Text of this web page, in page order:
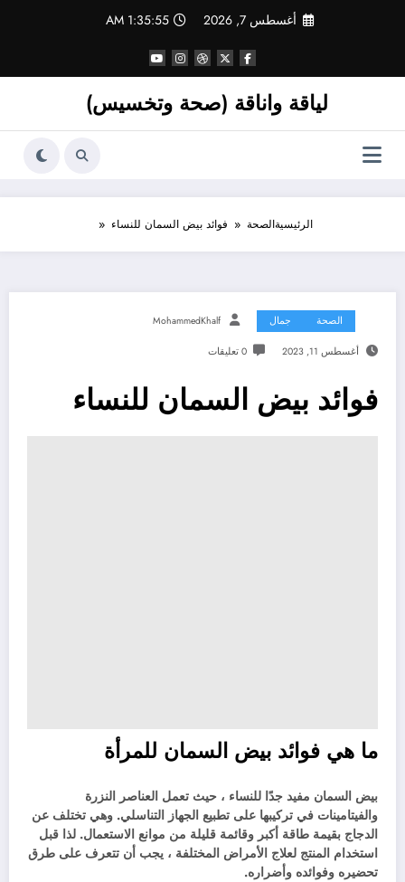
أغسطس 7, 2026 1:35:56 AM
لياقة واناقة (صحة وتخسيس)
الرئيسيةالصحة فوائد بيض السمان للنساء
الصحة جمال MohammedKhalf
أغسطس 11, 2023 0 تعليقات
فوائد بيض السمان للنساء
ما هي فوائد بيض السمان للمرأة
بيض السمان مفيد جدًا للنساء ، حيث تعمل العناصر النزرة
والفيتامينات في تركيبها على تطبيع الجهاز التناسلي. وهي تختلف عن
الدجاج بقيمة طاقة أكبر وقائمة قليلة من موانع الاستعمال. لذا قبل
استخدام المنتج لعلاج الأمراض المختلفة ، يجب أن تتعرف على طرق
تحضيره وفوائده وأضراره.